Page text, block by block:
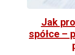
Jak
spółce –